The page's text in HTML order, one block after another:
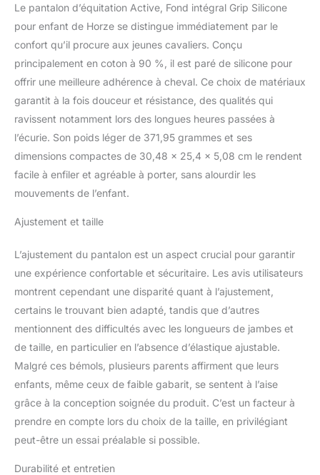
softener..EAN-13:
6438076834849
Le pantalon d’équitation Active, Fond intégral Grip Silicone
pour enfant de Horze se distingue immédiatement par le
confort qu’il procure aux jeunes cavaliers. Conçu
principalement en coton à 90 %, il est paré de silicone pour
offrir une meilleure adhérence à cheval. Ce choix de matériaux
garantit à la fois douceur et résistance, des qualités qui
ravissent notamment lors des longues heures passées à
l’écurie. Son poids léger de 371,95 grammes et ses
dimensions compactes de 30,48 x 25,4 x 5,08 cm le rendent
facile à enfiler et agréable à porter, sans alourdir les
mouvements de l’enfant.
Ajustement et taille
L’ajustement du pantalon est un aspect crucial pour garantir
une expérience confortable et sécuritaire. Les avis utilisateurs
montrent cependant une disparité quant à l’ajustement,
certains le trouvant bien adapté, tandis que d’autres
mentionnent des difficultés avec les longueurs de jambes et
de taille, en particulier en l’absence d’élastique ajustable.
Malgré ces bémols, plusieurs parents affirment que leurs
enfants, même ceux de faible gabarit, se sentent à l’aise
grâce à la conception soignée du produit. C’est un facteur à
prendre en compte lors du choix de la taille, en privilégiant
peut-être un essai préalable si possible.
Durabilité et entretien